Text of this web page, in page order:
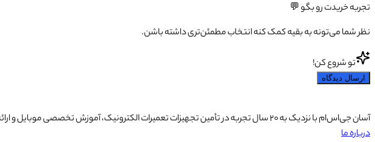
تجربه خریدت رو بگو 💬
نظر شما می‌تونه به بقیه کمک کنه انتخاب مطمئن‌تری داشته باشن.
تو شروع کن!
ارسال دیدگاه
آسان جی‌اس‌ام با نزدیک به ۲۰ سال تجربه در تأمین تجهیزات تعمیرات الکترونیک، آموزش تخصصی موبایل و ارائه خدمات تعمیر تلفن همراه و لوازم جانبی، با تکیه بر تیمی حرفه‌ای، رضایت و اعتماد مشتریان را اولویت اصلی خود قرار داده است.
درباره ما